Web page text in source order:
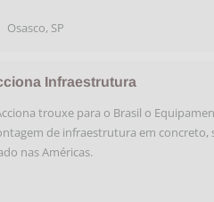
Osasco, SP
Infraestrutura
trouxe para o Brasil o
de infraestrutura em concreto,
nas Américas.